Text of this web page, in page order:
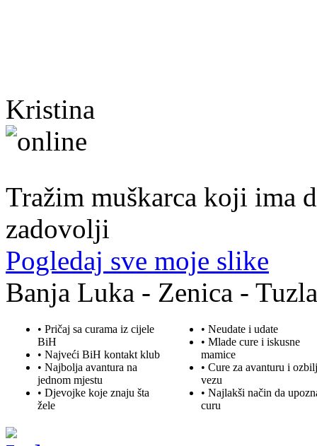
Kristina
Tražim muškarca koji ima
zadovolji
Pogledaj sve moje slike
Banja Luka - Zenica -
• Pričaj sa curama iz cijele
BiH
• Najveći BiH kontakt klub
• Najbolja avantura na
jednom mjestu
• Djevojke koje znaju šta
žele
• Neudate i udate
• Mlade cure i iskusne
mamice
• Cure za avanturu i
vezu
• Najlakši način da
curu